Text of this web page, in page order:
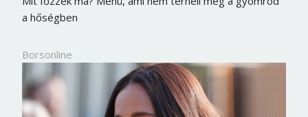
a hőségben
BorsonlineBorsonline bejelentkezés
E-mail cím vagy felhasználónév